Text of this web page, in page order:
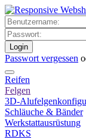
Login
Passwort vergessen
Reifen
Felgen
3D-
Schläuche & Bänder
Werkstattausrüstung
RDKS